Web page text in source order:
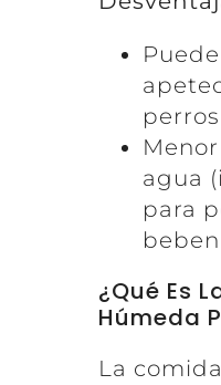
agua
para
¿Qué Es
Húmeda
La